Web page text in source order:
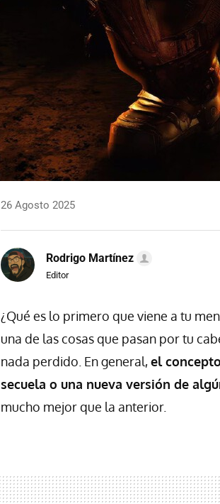
26 Agosto 2025
Rodrigo Martínez
Editor
¿Qué es lo primero que viene a tu
una de las cosas que pasan por tu
nada perdido. En general,el
secuela o una nueva versión de
mucho mejor que la anterior.